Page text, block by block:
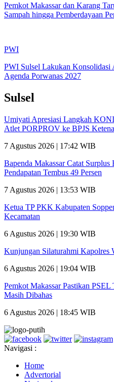
Pemkot Makassar dan Karang
Sampah hingga Pemberdayaan
PWI
PWI Sulsel Lakukan Konsolidasi
Agenda Porwanas 2027
Sulsel
Umiyati Apresiasi Langkah
Atlet PORPROV ke BPJS
7 Agustus 2026 | 17:42 WIB
Bapenda Makassar Catat
Pendapatan Tembus 49 Persen
7 Agustus 2026 | 13:53 WIB
Ketua TP PKK Kabupaten
Kecamatan
6 Agustus 2026 | 19:30 WIB
Kunjungan Silaturahmi Kapolres
6 Agustus 2026 | 19:04 WIB
Pemkot Makassar Pastikan
Masih Dibahas
6 Agustus 2026 | 18:45 WIB
Navigasi :
Home
Advertorial